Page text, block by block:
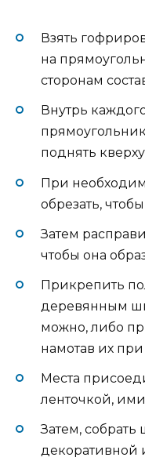
Взять
на
сторонам
Внутрь
поднять
При
обрезать,
Затем
чтобы она
Прикрепить
деревянным
можно, либо
намотав их
Места
ленточкой,
Затем,
декоративной